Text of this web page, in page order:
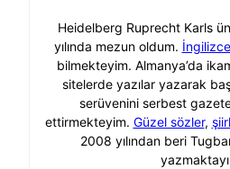
Heidelberg Ruprecht Karls
yılında mezun oldum. İngilizce
bilmekteyim. Almanya’da
sitelerde yazılar yazarak
serüvenini serbest
ettirmekteyim. Güzel sözler,
2008 yılından beri